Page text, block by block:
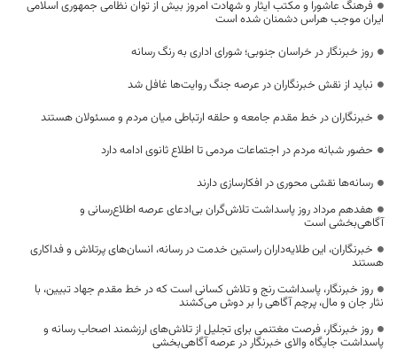
فرهنگ عاشورا و مکتب ایثار و شهادت امروز بیش از توان نظامی جمهوری اسلامی
ایران موجب هراس دشمنان شده است
روز خبرنگار در خراسان جنوبی؛ شورای اداری به رنگ رسانه
نباید از نقش خبرنگاران در عرصه جنگ روایت‌ها غافل شد
خبرنگاران در خط مقدم جامعه و حلقه ارتباطی میان مردم و مسئولان هستند
حضور شبانه مردم در اجتماعات مردمی تا اطلاع ثانوی ادامه دارد
رسانه‌ها نقشی محوری در افکارسازی دارند
هفدهم مرداد روز پاسداشت تلاش‌گران بی‌ادعای عرصه اطلاع‌رسانی و
آگاهی‌بخشی است
خبرنگاران، این طلایه‌داران راستین خدمت در رسانه، انسان‌های پرتلاش و فداکاری
هستند
روز خبرنگار، پاسداشت رنج و تلاش کسانی است که در خط مقدم جهاد تبیین، با
نثار جان و مال، پرچم آگاهی را بر دوش می‌کشند
روز خبرنگار، فرصت مغتنمی برای تجلیل از تلاش‌های ارزشمند اصحاب رسانه و
پاسداشت جایگاه والای خبرنگار در عرصه آگاهی‌بخشی